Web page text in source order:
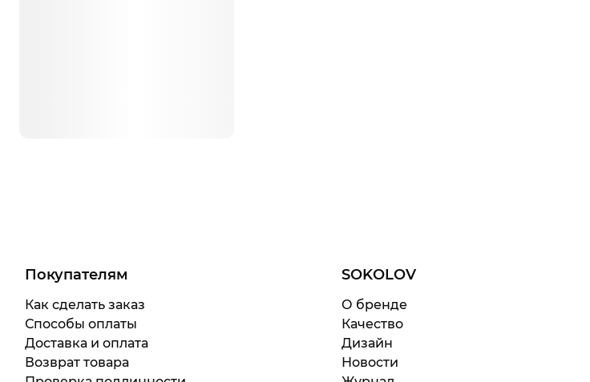
Покупателям
Как сделать заказ
Способы оплаты
Доставка и оплата
Возврат товара
SOKOLOV
О бренде
Качество
Дизайн
Новости